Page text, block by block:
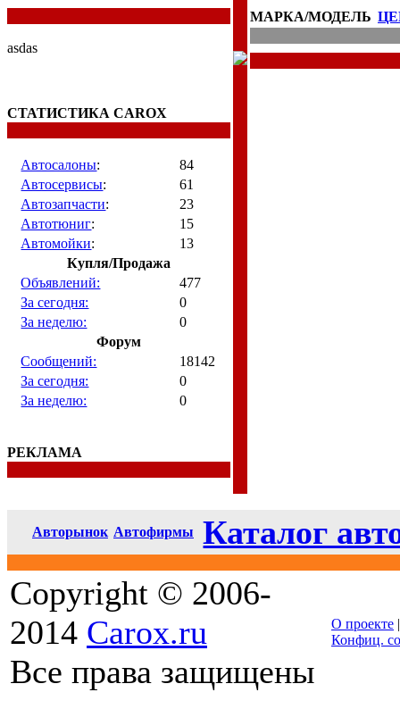
asdas
СТАТИСТИКА CAROX
Автосалоны:
84
Автосервисы:
61
Автозапчасти:
23
Автотюниг:
15
Автомойки:
13
Купля/Продажа
Объявлений:
477
За сегодня:
0
За неделю:
0
Форум
Сообщений:
18142
За сегодня:
0
За неделю:
0
РЕКЛАМА
МАРКА/МОДЕЛЬ
Авторынок Автофирмы
Каталог
Copyright © 2006-
2014 Carox.ru
Все права защищены
О проекте
Конфиц.